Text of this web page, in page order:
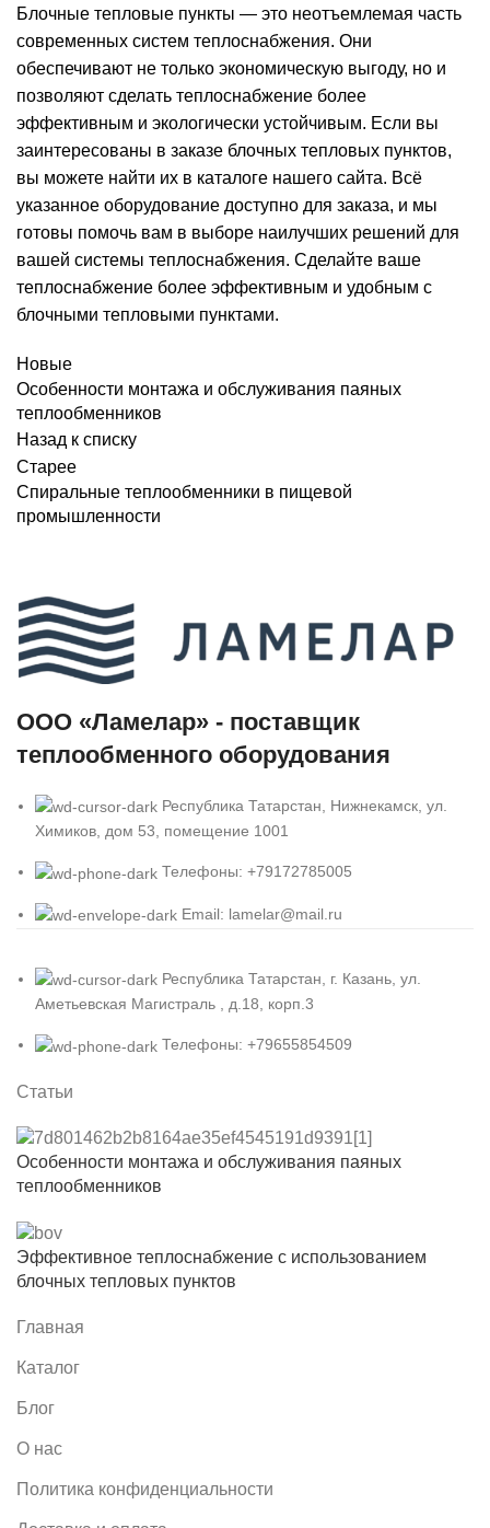
Блочные тепловые пункты — это неотъемлемая часть
современных систем теплоснабжения. Они
обеспечивают не только экономическую выгоду, но и
позволяют сделать теплоснабжение более
эффективным и экологически устойчивым. Если вы
заинтересованы в заказе блочных тепловых пунктов,
вы можете найти их в каталоге нашего сайта. Всё
указанное оборудование доступно для заказа, и мы
готовы помочь вам в выборе наилучших решений для
вашей системы теплоснабжения. Сделайте ваше
теплоснабжение более эффективным и удобным с
блочными тепловыми пунктами.
Новые
Особенности монтажа и обслуживания паяных
теплообменников
Назад к списку
Старее
Спиральные теплообменники в пищевой
промышленности
ООО «Ламелар» - поставщик
теплообменного оборудования
Республика Татарстан, Нижнекамск, ул.
Химиков, дом 53, помещение 1001
Телефоны: +79172785005
Email: lamelar@mail.ru
Республика Татарстан, г. Казань, ул.
Аметьевская Магистраль , д.18, корп.3
Телефоны: +79655854509
Статьи
Особенности монтажа и обслуживания паяных
теплообменников
Эффективное теплоснабжение с использованием
блочных тепловых пунктов
Главная
Каталог
Блог
О нас
Политика конфиденциальности